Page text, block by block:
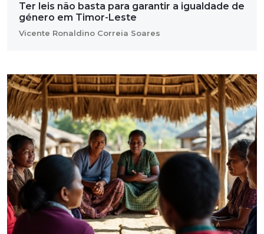
Ter leis não basta para garantir a igualdade de
género em Timor-Leste
Vicente Ronaldino Correia Soares